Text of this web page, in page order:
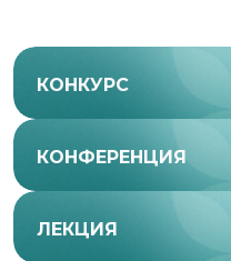
КОНКУРС
КОНФЕРЕНЦИЯ
ЛЕКЦИЯ